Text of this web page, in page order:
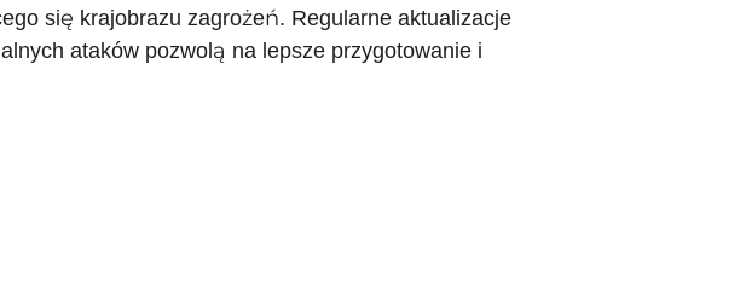
się krajobrazu zagrożeń. Regularne aktualizacje
ataków pozwolą na lepsze przygotowanie i